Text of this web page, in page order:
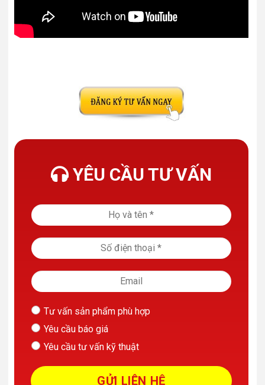
YÊU CẦU TƯ VẤN
Tư vấn sản phẩm phù hợp
Yêu cầu báo giá
Yêu cầu tư vấn kỹ thuật